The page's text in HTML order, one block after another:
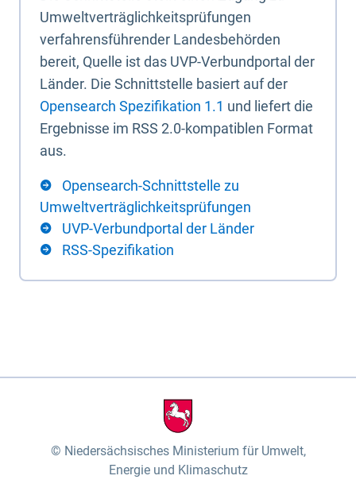
Umweltverträglichkeitsprüfungen
verfahrensführender Landesbehörden
bereit, Quelle ist das UVP-Verbundportal der
Länder. Die Schnittstelle basiert auf der
Opensearch Spezifikation 1.1 und liefert die
Ergebnisse im RSS 2.0-kompatiblen Format
aus.
Opensearch-Schnittstelle zu
Umweltverträglichkeitsprüfungen
UVP-Verbundportal der Länder
RSS-Spezifikation
Niedersächsisches Ministerium für Umwelt,
Energie und Klimaschutz